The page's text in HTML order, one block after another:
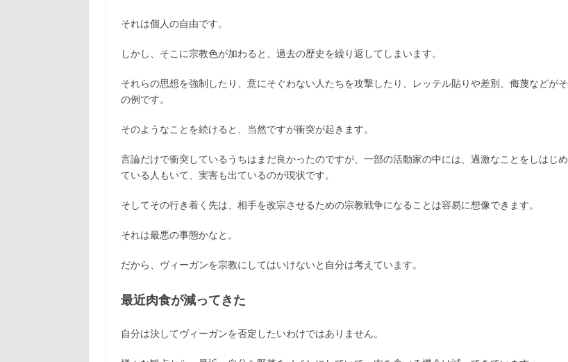
それは個人の自由です。
しかし、そこに宗教色が加わると、過去の歴史を繰り返してしまいます。
それらの思想を強制したり、意にそぐわない人たちを攻撃したり、レッテル貼りや差別、侮蔑などがそ
の例です。
そのようなことを続けると、当然ですが衝突が起きます。
言論だけで衝突しているうちはまだ良かったのですが、一部の活動家の中には、過激なことをしはじめ
ている人もいて、実害も出ているのが現状です。
そしてその行き着く先は、相手を改宗させるための宗教戦争になることは容易に想像できます。
それは最悪の事態かなと。
だから、ヴィーガンを宗教にしてはいけないと自分は考えています。
最近肉食が減ってきた
自分は決してヴィーガンを否定したいわけではありません。